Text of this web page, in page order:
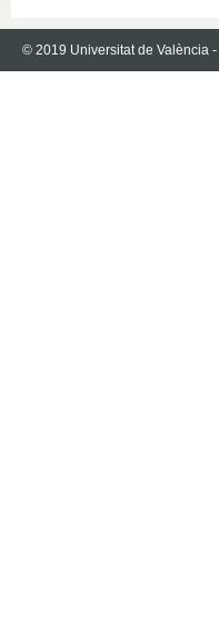
© 2019 Universitat de València